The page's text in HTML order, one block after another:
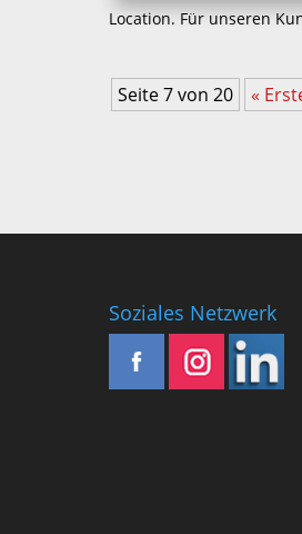
Location. Für unseren
Seite 7 von 20 «
Soziales Netzwerk